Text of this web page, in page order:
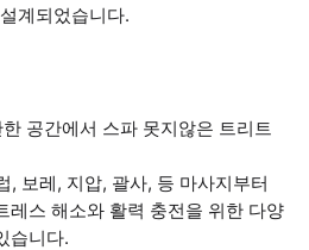
계되었습니다.
공간에서 스파 못지않은 트리트
, 보레, 지압, 괄사, 등 마사지부터
레스 해소와 활력 충전을 위한 다양
습니다.